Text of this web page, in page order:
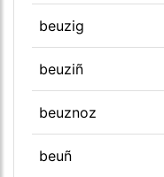
beuzig
beuziñ
beuznoz
beuñ